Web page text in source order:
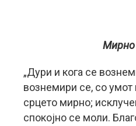
Мирно
„Дури и кога се
вознемири се, со
срцето мирно;
спокојно се моли.